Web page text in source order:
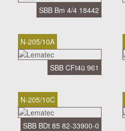
SBB Bm 4/4 18442
N-205/10A
SBB CFt4ü 961
N-205/10C
SBB BDt 85 82-33900-0